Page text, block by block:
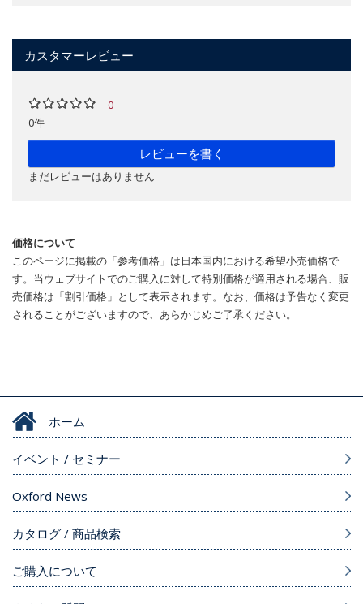
カスタマーレビュー
0
0件
レビューを書く
まだレビューはありません
価格について
このページに掲載の「参考価格」は日本国内における希望小売価格で
す。当ウェブサイトでのご購入に対して特別価格が適用される場合、販
売価格は「割引価格」として表示されます。なお、価格は予告なく変更
されることがございますので、あらかじめご了承ください。
ホーム
イベント / セミナー
Oxford News
カタログ / 商品検索
ご購入について